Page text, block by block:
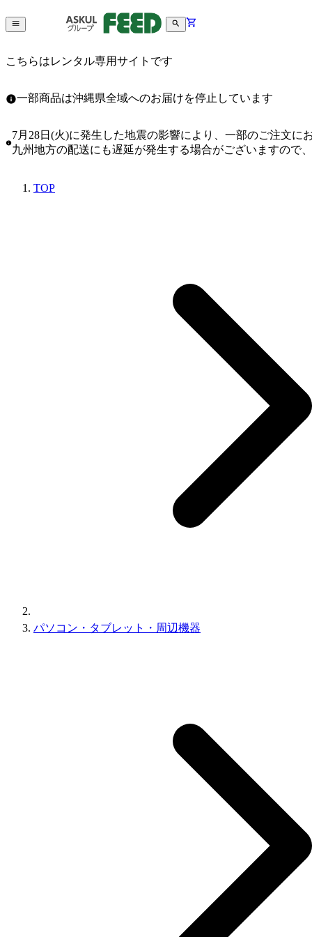
こちらはレンタル専用サイトです
一部商品は沖縄県全域へのお届けを停止しています
7月28日(火)に発生した地震の影響により、一部のご注文に
九州地方の配送にも遅延が発生する場合がございますので
TOP
パソコン・タブレット・周辺機器